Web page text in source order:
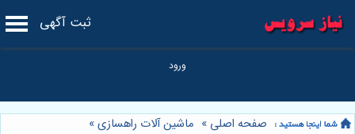
ثبت آگهی
صفحه اصلی » ماشین آلات راهسازی»